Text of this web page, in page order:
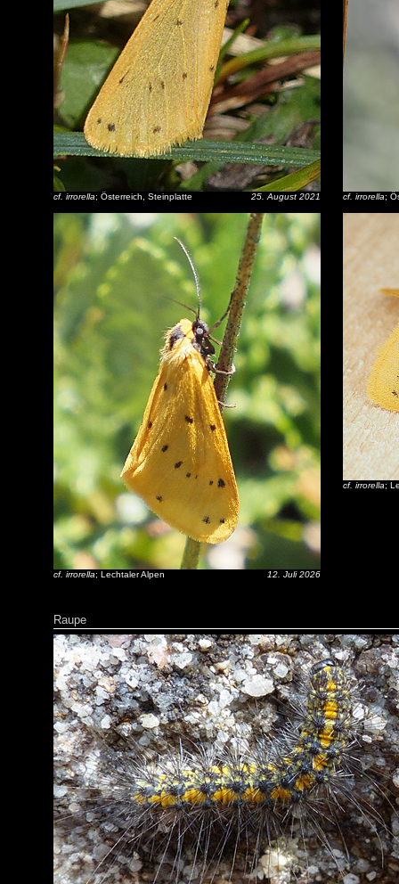
cf. irrorella; Österreich, Steinplatte 25. August 2021 cf. irrorella;
cf. irrorella;
cf. irrorella; Lechtaler Alpen 12. Juli 2026
Raupe